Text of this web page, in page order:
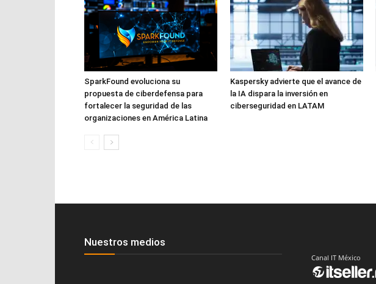
SparkFound evoluciona su
propuesta de ciberdefensa para
fortalecer la seguridad de las
organizaciones en América Latina
Kaspersky advierte que el avance de
la IA dispara la inversión en
ciberseguridad en LATAM
Nuestros medios
Canal IT México